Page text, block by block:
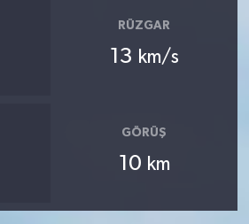
RÜZGAR
13 km/s
GÖRÜŞ
10 km